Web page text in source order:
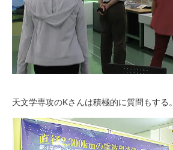
天文学専攻のKさんは積極的に質問もする。